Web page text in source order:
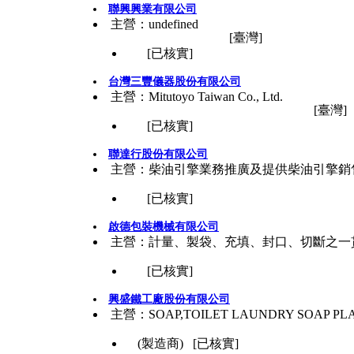
聯興興業有限公司
主營：undefined
[已核實]
[臺灣]
台灣三豐儀器股份有限公司
主營：Mitutoyo Taiwan Co., Ltd.
[已核實]
[臺灣]
聯達行股份有限公司
主營：柴油引擎業務推廣及提供柴油引擎
[已核實]
啟德包裝機械有限公司
主營：計量、製袋、充填、封口、切斷之
[已核實]
興盛鐵工廠股份有限公司
主營：SOAP,TOILET LAUNDRY SOAP
(製造商) [已核實]